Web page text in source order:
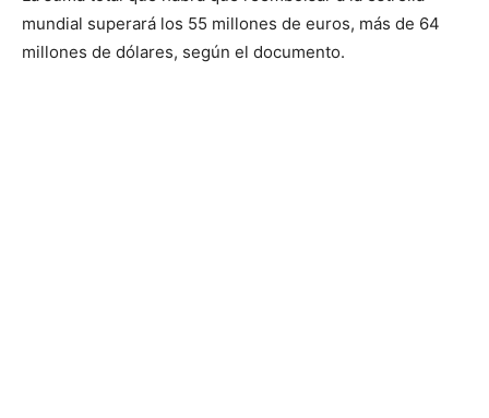
mundial superará los 55 millones de euros, más de 64
millones de dólares, según el documento.